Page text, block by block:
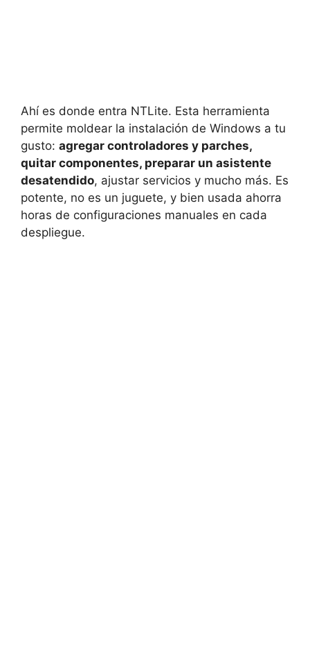
Ahí es donde entra NTLite. Esta herramienta
permite moldear la instalación de Windows a tu
gusto: agregar controladores y parches,
quitar componentes, preparar un asistente
desatendido, ajustar servicios y mucho más. Es
potente, no es un juguete, y bien usada ahorra
horas de configuraciones manuales en cada
despliegue.